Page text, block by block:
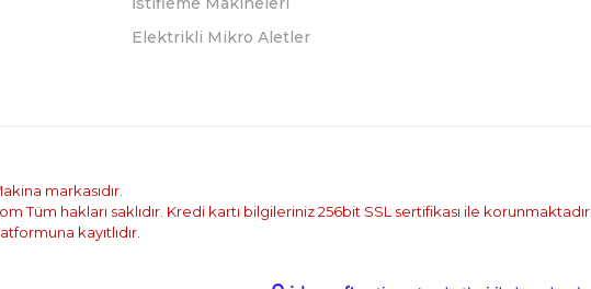
Elektrikli Mikro Aletler
markasıdır.
Tüm hakları saklıdır. Kredi kartı bilgileriniz 256bit SSL sertifikası ile korunmaktadır.
kayıtlıdır.